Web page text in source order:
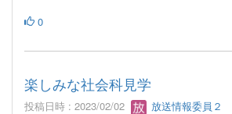
0
楽しみな社会科見学
投稿日時 : 2023/02/02 放送情報委員２